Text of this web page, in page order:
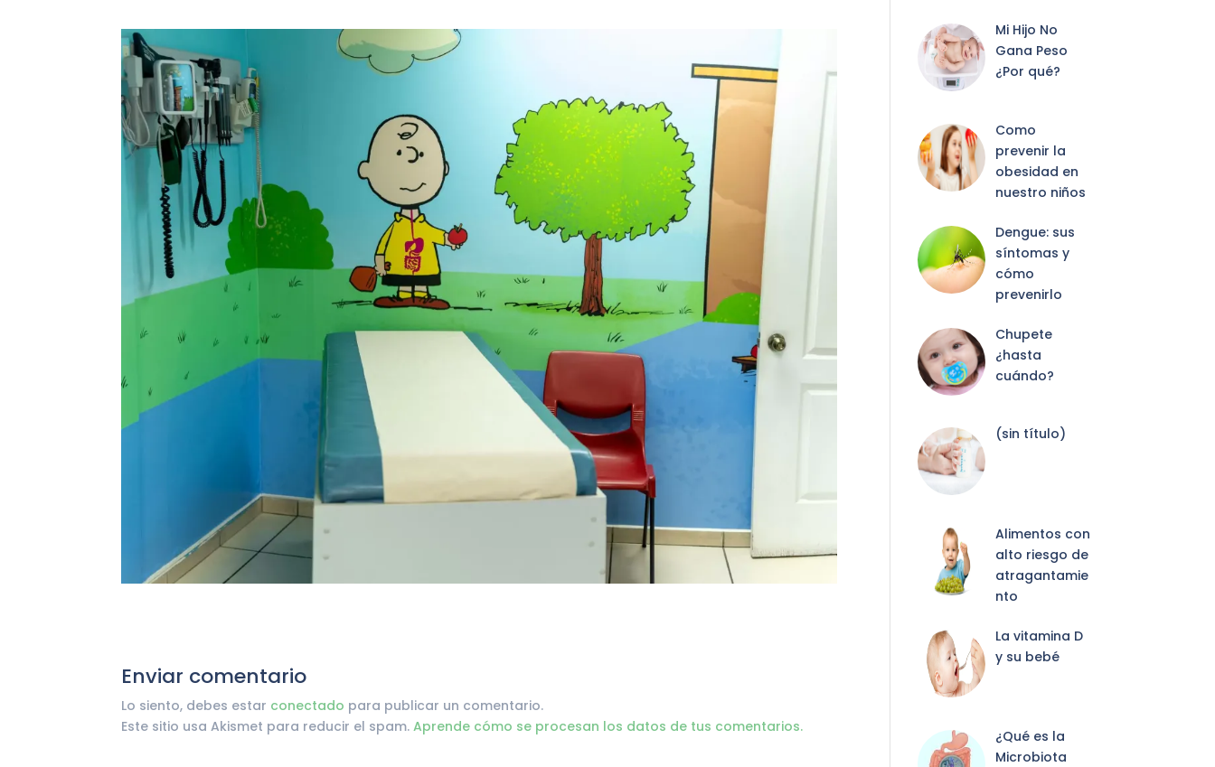
Enviar comentario
Lo siento, debes estar conectado para publicar un comentario.
Este sitio usa Akismet para reducir el spam.Aprende cómo se procesan los datos de tus comentarios.
Mi Hijo No
Gana Peso
¿Por qué?
Como
prevenir la
obesidad en
nuestro niños
Dengue: sus
síntomas y
cómo
prevenirlo
Chupete
¿hasta
cuándo?
(sin título)Entrada
Alimentos con
alto riesgo de
atragantamie
nto
La vitamina D
y su bebé
¿Qué es la
Microbiota